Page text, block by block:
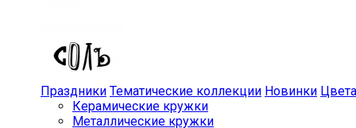
Праздники Тематические коллекции Новинки Цвета
Керамические кружки
Металлические кружки